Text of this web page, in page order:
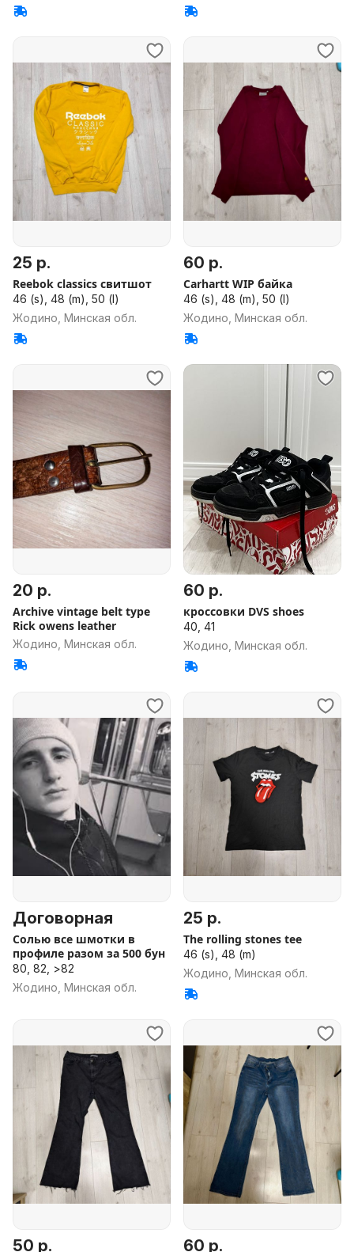
25 р.
Reebok classics свитшот
46 (s), 48 (m), 50 (l)
Жодино, Минская обл.
60 р.
Carhartt WIP байка
46 (s), 48 (m), 50 (l)
Жодино, Минская обл.
20 р.
Archive vintage belt type
Rick owens leather
Жодино, Минская обл.
60 р.
кроссовки DVS shoes
40, 41
Жодино, Минская обл.
Договорная
Солью все шмотки в
профиле разом за 500 бун
80, 82, >82
Жодино, Минская обл.
25 р.
The rolling stones tee
46 (s), 48 (m)
Жодино, Минская обл.
50 р. 60 р.